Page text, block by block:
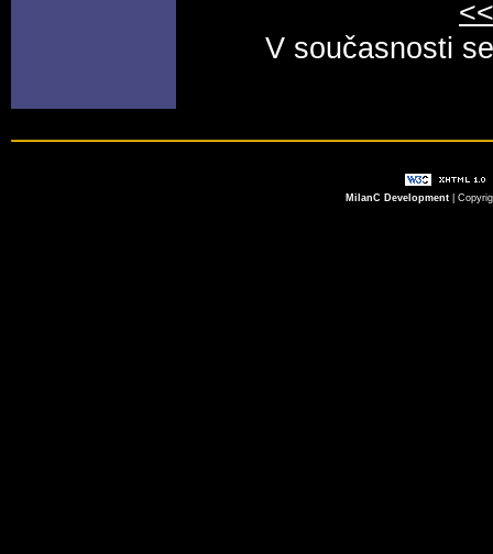
<<
V současnosti
MilanC Development |